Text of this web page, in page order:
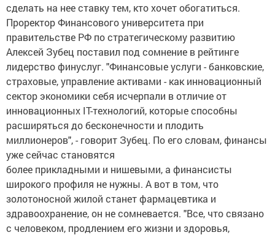
сделать на нее ставку тем, кто хочет обогатиться.
Проректор Финансового университета при
правительстве РФ по стратегическому развитию
Алексей Зубец поставил под сомнение в рейтинге
лидерство финуслуг. "Финансовые услуги - банковские,
страховые, управление активами - как инновационный
сектор экономики себя исчерпали в отличие от
инновационных IT-технологий, которые способны
расширяться до бесконечности и плодить
миллионеров", - говорит Зубец. По его словам, финансы
уже сейчас становятся
более прикладными и нишевыми, а финансисты
широкого профиля не нужны. А вот в том, что
золотоносной жилой станет фармацевтика и
здравоохранение, он не сомневается. "Все, что связано
с человеком, продлением его жизни и здоровья,